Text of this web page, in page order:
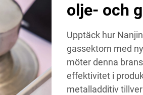
olje- och
Upptäck hur
gassektorn med
möter denna
effektivitet i
metalladditiv